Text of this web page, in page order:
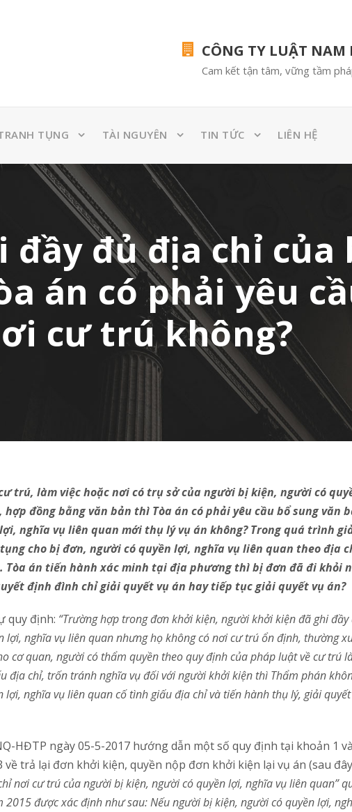
CÔNG TY LUẬT NAM
Cam kết tận tâm, vững tầm
TỤNG TÀI NGUYÊN TIN TỨC LIÊN HỆ
đủ địa chỉ
án có phải yêu
cư trú không?
trú, làm việc hoặc nơi có trụ sở của người bị kiện, người có
đồng bằng văn bản thì Tòa án có phải yêu cầu bổ sung văn
nghĩa vụ liên quan mới thụ lý vụ án không? Trong quá trình
cho bị đơn, người có quyền lợi, nghĩa vụ liên quan theo địa
Tòa án tiến hành xác minh tại địa phương thì bị đơn đã đi khỏi
định đình chỉ giải quyết vụ án hay tiếp tục giải quyết vụ án?
quy định: “Trường hợp trong đơn khởi kiện, người khởi kiện đã ghi đầy
nghĩa vụ liên quan nhưng họ không có nơi cư trú ổn định, thường
cơ quan, người có thẩm quyền theo quy định của pháp luật về cư trú
địa chỉ, trốn tránh nghĩa vụ đối với người khởi kiện thì Thẩm phán
lợi, nghĩa vụ liên quan cốtình giấu địa chỉ và tiến hành thụ lý, giải
HĐTP ngày 05-5-2017 hướng dẫn một số quy định tại khoản 1
về trả lại đơn khởi kiện, quyền nộp đơn khởi kiện lại vụ án (sau
nơi cư trú của người bị kiện, người có quyền lợi, nghĩa vụ liên quan”
được xác định như sau: Nếu người bị kiện, người có quyền lợi,